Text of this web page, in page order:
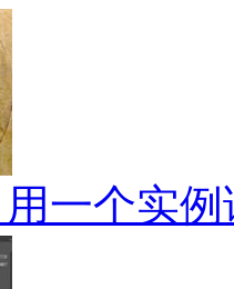
一个实